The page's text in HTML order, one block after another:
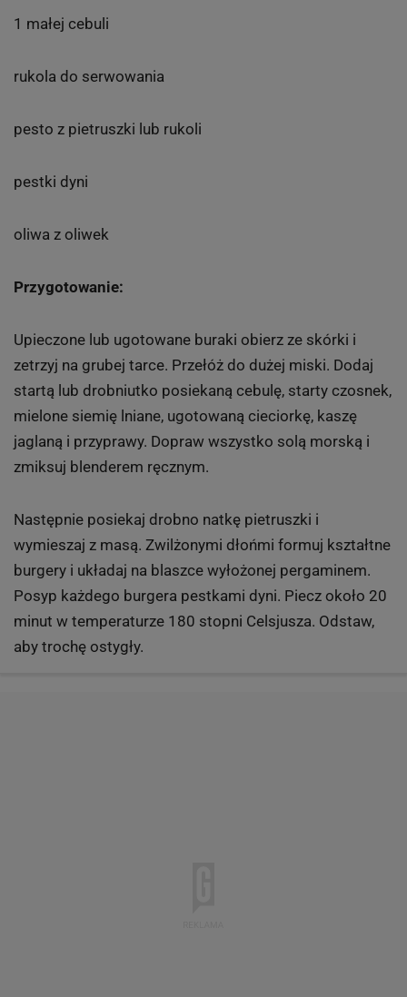
1 małej cebuli
rukola do serwowania
pesto z pietruszki lub rukoli
pestki dyni
oliwa z oliwek
Przygotowanie:
Upieczone lub ugotowane buraki obierz ze skórki i
zetrzyj na grubej tarce. Przełóż do dużej miski. Dodaj
startą lub drobniutko posiekaną cebulę, starty czosnek,
mielone siemię lniane, ugotowaną cieciorkę, kaszę
jaglaną i przyprawy. Dopraw wszystko solą morską i
zmiksuj blenderem ręcznym.
Następnie posiekaj drobno natkę pietruszki i
wymieszaj z masą. Zwilżonymi dłońmi formuj kształtne
burgery i układaj na blaszce wyłożonej pergaminem.
Posyp każdego burgera pestkami dyni. Piecz około 20
minut w temperaturze 180 stopni Celsjusza. Odstaw,
aby trochę ostygły.